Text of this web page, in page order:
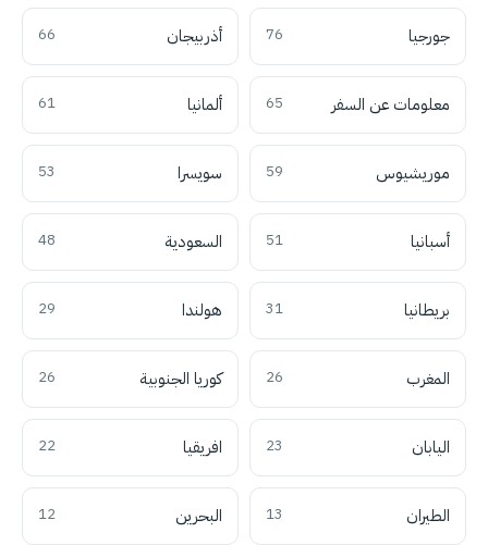
جورجيا 76 أذربيجان 66
معلومات عن السفر 65 ألمانيا 61
موريشيوس 59 سويسرا 53
أسبانيا 51 السعودية 48
بريطانيا 31 هولندا 29
المغرب 26 كوريا الجنوبية 26
اليابان 23 افريقيا 22
الطيران 13 البحرين 12